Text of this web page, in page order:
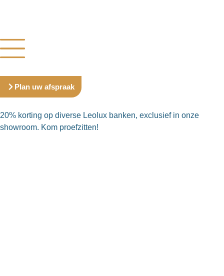
Plan uw afspraak
20% korting op diverse Leolux banken, exclusief in onze
showroom. Kom proefzitten!